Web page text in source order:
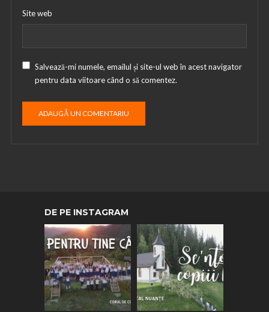
Site web
Salvează-mi numele, emailul și site-ul web în acest navigator
pentru data viitoare când o să comentez.
DE PE INSTAGRAM